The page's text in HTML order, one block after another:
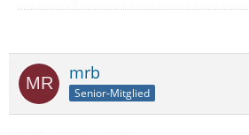
mrb
Senior-Mitglied